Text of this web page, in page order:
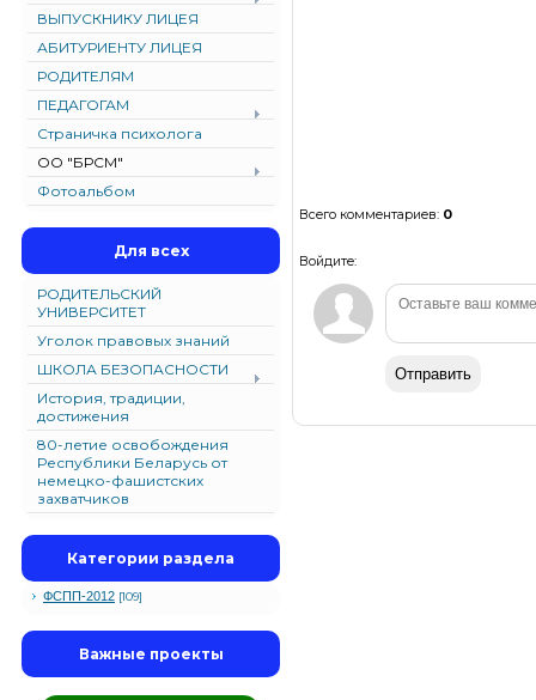
ВЫПУСКНИКУ ЛИЦЕЯ
АБИТУРИЕНТУ ЛИЦЕЯ
РОДИТЕЛЯМ
ПЕДАГОГАМ
Страничка психолога
ОО "БРСМ"
Фотоальбом
Для всех
РОДИТЕЛЬСКИЙ
УНИВЕРСИТЕТ
Уголок правовых знаний
ШКОЛА БЕЗОПАСНОСТИ
История, традиции,
достижения
80-летие освобождения
Республики Беларусь от
немецко-фашистских
захватчиков
Категории раздела
ФСПП-2012 [109]
Важные проекты
Всего комментариев: 0
Войдите:
Отправить